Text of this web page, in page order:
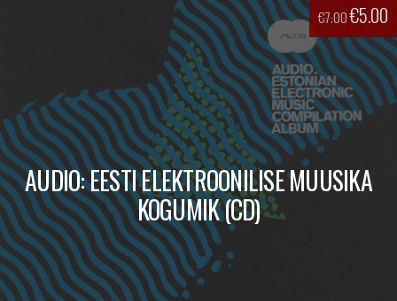
€7.00€5.00
AUDIO: EESTI ELEKTROONILISE MUUSIKA
KOGUMIK (CD)